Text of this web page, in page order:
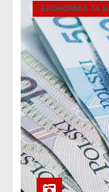
ЕКОНОМІКА ТА